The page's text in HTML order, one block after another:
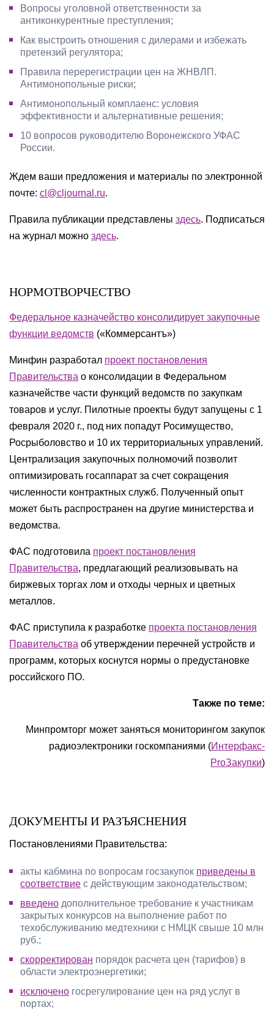
Вопросы уголовной ответственности за
антиконкурентные преступления;
Как выстроить отношения с дилерами и избежать
претензий регулятора;
Правила перерегистрации цен на ЖНВЛП.
Антимонопольные риски;
Антимонопольный комплаенс: условия
эффективности и альтернативные решения;
10 вопросов руководителю Воронежского УФАС
России.
Ждем ваши предложения и материалы по электронной
почте: cl@cljournal.ru.
Правила публикации представлены здесь. Подписаться
на журнал можно здесь.
НОРМОТВОРЧЕСТВО
Федеральное казначейство консолидирует закупочные
функции ведомств («Коммерсантъ»)
Минфин разработал проект постановления
Правительства о консолидации в Федеральном
казначействе части функций ведомств по закупкам
товаров и услуг. Пилотные проекты будут запущены с 1
февраля 2020 г., под них попадут Росимущество,
Росрыболовство и 10 их территориальных управлений.
Централизация закупочных полномочий позволит
оптимизировать госаппарат за счет сокращения
численности контрактных служб. Полученный опыт
может быть распространен на другие министерства и
ведомства.
ФАС подготовила проект постановления
Правительства, предлагающий реализовывать на
биржевых торгах лом и отходы черных и цветных
металлов.
ФАС приступила к разработке проекта постановления
Правительства об утверждении перечней устройств и
программ, которых коснутся нормы о предустановке
российского ПО.
Также по теме:
Минпромторг может заняться мониторингом закупок
радиоэлектроники госкомпаниями (Интерфакс-
ProЗакупки)
ДОКУМЕНТЫ И РАЗЪЯСНЕНИЯ
Постановлениями Правительства:
акты кабмина по вопросам госзакупок приведены в
соответствие с действующим законодательством;
введено дополнительное требование к участникам
закрытых конкурсов на выполнение работ по
техобслуживанию медтехники с НМЦК свыше 10 млн
руб.;
скорректирован порядок расчета цен (тарифов) в
области электроэнергетики;
исключено госрегулирование цен на ряд услуг в
портах;